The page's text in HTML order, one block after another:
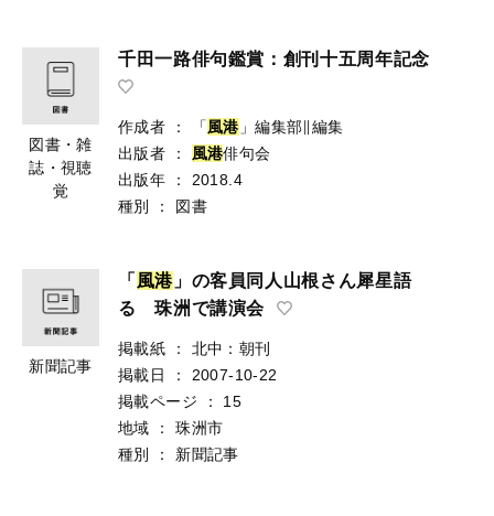
図書・雑
誌・視聴
覚
千田一路俳句鑑賞：創刊十五周年記念
作成者 ： 「風港 」編集部∥編集
出版者
： 風港俳句会
出版年
：
2018.4
種別
： 図書
新聞記事
「 風港」の客員同人山根さん犀星語
る 珠洲で講演会
掲載紙 ：
北中：朝刊
掲載日
：
2007-10-22
掲載ページ
：
15
地域
：
珠洲市
種別
： 新聞記事